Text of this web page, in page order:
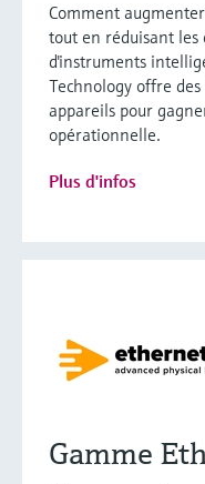
Comment
tout en réduisant les
d'instruments
Technology offre
appareils pour
opérationnelle.
Plus d'infos
Gamme